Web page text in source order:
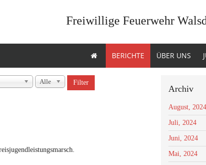
Freiwillige Feuerwehr
BERICHTE ÜBER UNS
Alle Filter
Archiv
August, 2024
Juli, 2024
Juni, 2024
Mai, 2024